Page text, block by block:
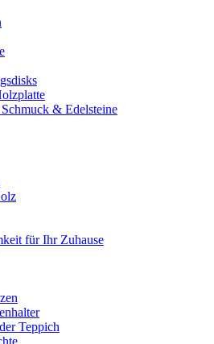
& Edelsteine
für Ihr Zuhause
Teppich